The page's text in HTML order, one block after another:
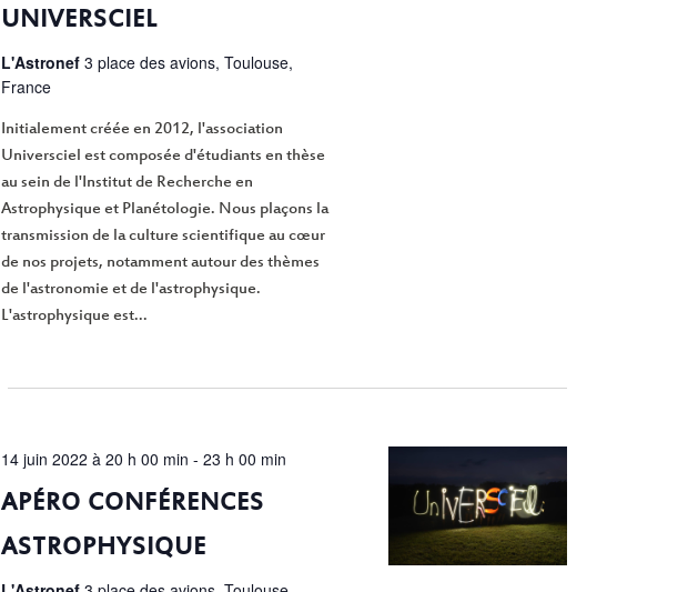
UNIVERSCIEL
L'Astronef 3 place des avions, Toulouse,
France
Initialement créée en 2012, l'association
Universciel est composée d'étudiants en thèse
au sein de l'Institut de Recherche en
Astrophysique et Planétologie. Nous plaçons la
transmission de la culture scientifique au cœur
de nos projets, notamment autour des thèmes
de l'astronomie et de l'astrophysique.
L'astrophysique est...
14 juin 2022 à 20 h 00 min - 23 h 00 min
APÉRO CONFÉRENCES
ASTROPHYSIQUE